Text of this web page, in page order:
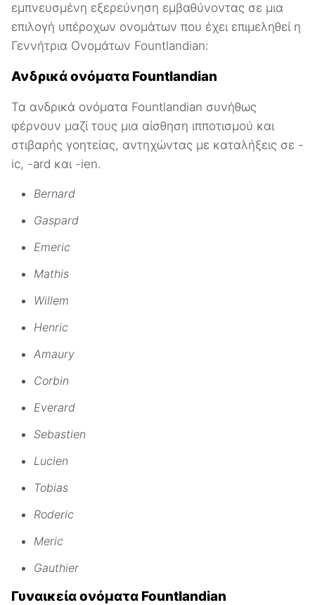
εμπνευσμένη εξερεύνηση εμβαθύνοντας σε μια
επιλογή υπέροχων ονομάτων που έχει επιμεληθεί η
Γεννήτρια Ονομάτων Fountlandian:
Ανδρικά ονόματα Fountlandian
Τα ανδρικά ονόματα Fountlandian συνήθως
φέρνουν μαζί τους μια αίσθηση ιπποτισμού και
στιβαρής γοητείας, αντηχώντας με καταλήξεις σε -
ic, -ard και -ien.
Bernard
Gaspard
Emeric
Mathis
Willem
Henric
Amaury
Corbin
Everard
Sebastien
Lucien
Tobias
Roderic
Meric
Gauthier
Γυναικεία ονόματα Fountlandian